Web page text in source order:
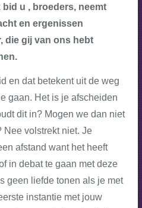
bid u , broeders, neemt
en ergenissen
die gij van ons hebt
en dat betekent uit de weg
gaan. Het is je afscheiden
dit in? Mogen we dan niet
Nee volstrekt niet. Je
afstand want het heeft
in debat te gaan met deze
geen liefde tonen als je met
instantie met jouw